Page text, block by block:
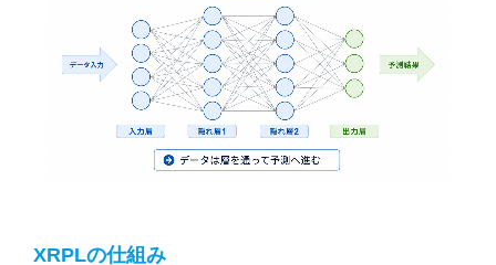
XRPLの仕組み